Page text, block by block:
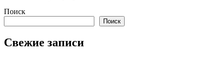
Поиск
Поиск
Свежие записи